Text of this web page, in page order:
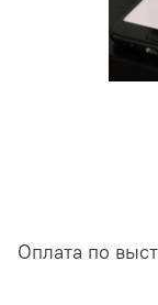
Оплата по